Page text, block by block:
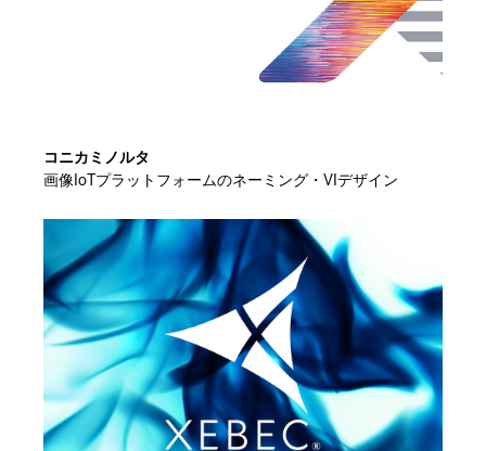
コニカミノルタ
画像IoTプラットフォームのネーミング・VIデザイン